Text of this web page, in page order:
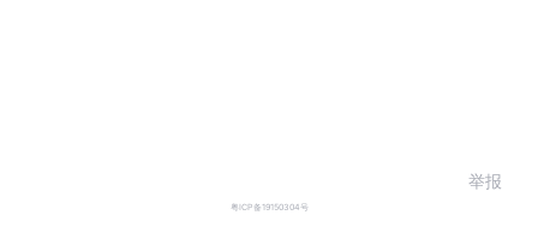
粤ICP备19150304号
举报